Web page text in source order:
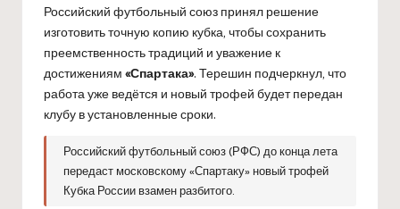
Российский футбольный союз принял решение
изготовить точную копию кубка, чтобы сохранить
преемственность традиций и уважение к
достижениям «Спартака». Терешин подчеркнул, что
работа уже ведётся и новый трофей будет передан
клубу в установленные сроки.
Российский футбольный союз (РФС) до конца лета
передаст московскому «Спартаку» новый трофей
Кубка России взамен разбитого.